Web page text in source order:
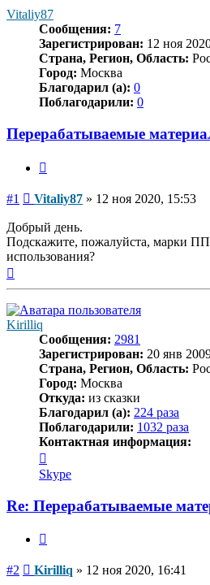
Vitaliy87
Сообщения: 7
Зарегистрирован: 12 ноя
Страна, Регион, Область:
Город: Москва
Благодарил (а): 0
Поблагодарили: 0
Перерабатываемые
#1 Сообщение
Vitaliy87 » 12 ноя 2020, 15:53
Добрый день.
Подскажите, пожалуйста, марки ПП
использования?
Kirilliq
Сообщения: 2981
Зарегистрирован: 20 янв
Страна, Регион, Область:
Город: Москва
Откуда: из сказки
Благодарил (а): 224 раза
Поблагодарили: 1032 раза
Контактная информация:
информация
пользователя
Skype
Re: Перерабатываемые
#2 Сообщение
Kirilliq » 12 ноя 2020, 16:41